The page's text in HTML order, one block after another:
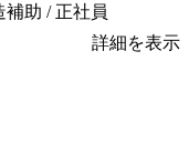
助 / 正社員
詳細を表示